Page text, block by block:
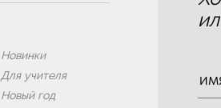
Новинки
Для учителя
Новый год